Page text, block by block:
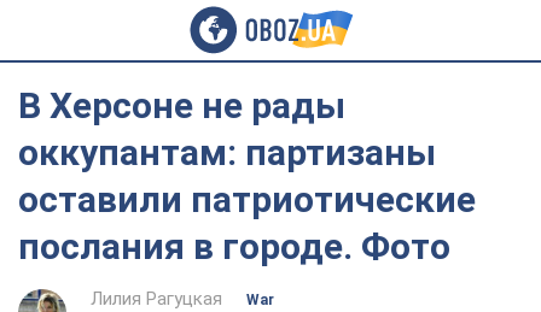
В Херсоне не рады
оккупантам: партизаны
оставили патриотические
послания в городе. Фото
Лилия Рагуцкая
War